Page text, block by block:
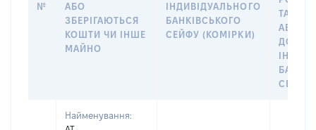
№
АБО
ЗБЕРІГАЮТЬСЯ
КОШТИ ЧИ ІНШЕ
МАЙНО
ІНДИВІДУАЛЬНОГО
БАНКІВСЬКОГО
СЕЙФУ (КОМІРКИ)
ТАКИМ
АБО
ДО
СЕЙФУ
Найменування: